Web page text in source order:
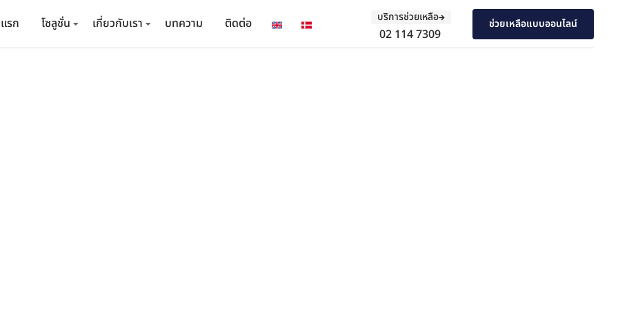
รก โซลูชั่น เกี่ยวกับเรา บทความ ติดต่อ บริการช่วยเหลือ
02 114 7309
ช่วยเหลือแบบออนไลน์